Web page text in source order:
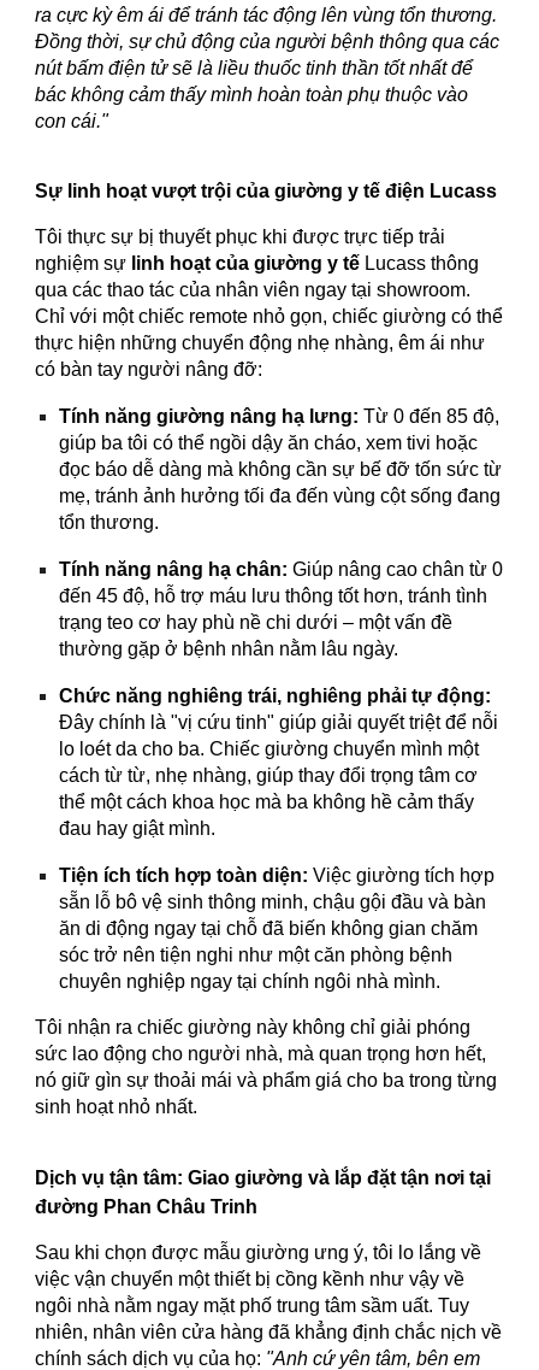
ra cực kỳ êm ái để tránh tác động lên vùng tổn thương.
Đồng thời, sự chủ động của người bệnh thông qua các
nút bấm điện tử sẽ là liều thuốc tinh thần tốt nhất để
bác không cảm thấy mình hoàn toàn phụ thuộc vào
con cái."
Sự linh hoạt vượt trội của giường y tế điện Lucass
Tôi thực sự bị thuyết phục khi được trực tiếp trải
nghiệm sự linh hoạt của giường y tế Lucass thông
qua các thao tác của nhân viên ngay tại showroom.
Chỉ với một chiếc remote nhỏ gọn, chiếc giường có thể
thực hiện những chuyển động nhẹ nhàng, êm ái như
có bàn tay người nâng đỡ:
Tính năng giường nâng hạ lưng: Từ 0 đến 85 độ,
giúp ba tôi có thể ngồi dậy ăn cháo, xem tivi hoặc
đọc báo dễ dàng mà không cần sự bế đỡ tốn sức từ
mẹ, tránh ảnh hưởng tối đa đến vùng cột sống đang
tổn thương.
Tính năng nâng hạ chân: Giúp nâng cao chân từ 0
đến 45 độ, hỗ trợ máu lưu thông tốt hơn, tránh tình
trạng teo cơ hay phù nề chi dưới – một vấn đề
thường gặp ở bệnh nhân nằm lâu ngày.
Chức năng nghiêng trái, nghiêng phải tự động:
Đây chính là "vị cứu tinh" giúp giải quyết triệt để nỗi
lo loét da cho ba. Chiếc giường chuyển mình một
cách từ từ, nhẹ nhàng, giúp thay đổi trọng tâm cơ
thể một cách khoa học mà ba không hề cảm thấy
đau hay giật mình.
Tiện ích tích hợp toàn diện: Việc giường tích hợp
sẵn lỗ bô vệ sinh thông minh, chậu gội đầu và bàn
ăn di động ngay tại chỗ đã biến không gian chăm
sóc trở nên tiện nghi như một căn phòng bệnh
chuyên nghiệp ngay tại chính ngôi nhà mình.
Tôi nhận ra chiếc giường này không chỉ giải phóng
sức lao động cho người nhà, mà quan trọng hơn hết,
nó giữ gìn sự thoải mái và phẩm giá cho ba trong từng
sinh hoạt nhỏ nhất.
Dịch vụ tận tâm: Giao giường và lắp đặt tận nơi tại
đường Phan Châu Trinh
Sau khi chọn được mẫu giường ưng ý, tôi lo lắng về
việc vận chuyển một thiết bị cồng kềnh như vậy về
ngôi nhà nằm ngay mặt phố trung tâm sầm uất. Tuy
nhiên, nhân viên cửa hàng đã khẳng định chắc nịch về
chính sách dịch vụ của họ: "Anh cứ yên tâm, bên em